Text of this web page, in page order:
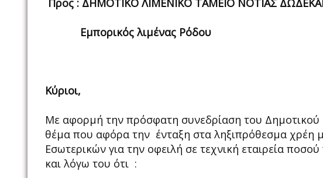
Προς : ΔΗΜΟΤΙΚΟ ΛΙΜΕΝΙΚΟ ΤΑΜΕΙΟ ΝΟΤΙΑΣ
Εμπορικός λιμένας Ρόδου
Κύριοι,
Με αφορμή την πρόσφατη συνεδρίαση του
θέμα που αφόρα την ένταξη στα ληξιπρόθεσμα χρέη
Εσωτερικών για την οφειλή σε τεχνική εταιρεία
και λόγω του ότι :